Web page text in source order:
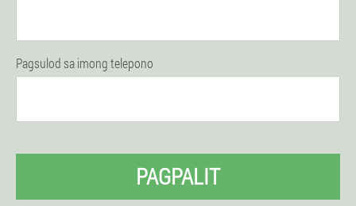
Pagsulod sa imong telepono
PAGPALIT